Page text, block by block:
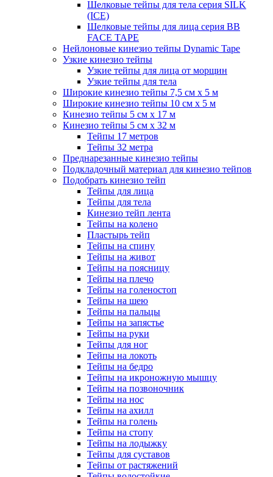
Шелковые тейпы для тела серия SILK
(ICE)
Шелковые тейпы для лица серия BB
FACE TAPE
Нейлоновые кинезио тейпы Dynamic Tape
Узкие кинезио тейпы
Узкие тейпы для лица от морщин
Узкие тейпы для тела
Широкие кинезио тейпы 7,5 см x 5 м
Широкие кинезио тейпы 10 см х 5 м
Кинезио тейпы 5 см x 17 м
Кинезио тейпы 5 см х 32 м
Тейпы 17 метров
Тейпы 32 метра
Преднарезанные кинезио тейпы
Подкладочный материал для кинезио тейпов
Подобрать кинезио тейп
Тейпы для лица
Тейпы для тела
Кинезио тейп лента
Тейпы на колено
Пластырь тейп
Тейпы на спину
Тейпы на живот
Тейпы на поясницу
Тейпы на плечо
Тейпы на голеностоп
Тейпы на шею
Тейпы на пальцы
Тейпы на запястье
Тейпы на руки
Тейпы для ног
Тейпы на локоть
Тейпы на бедро
Тейпы на икроножную мышцу
Тейпы на позвоночник
Тейпы на нос
Тейпы на ахилл
Тейпы на голень
Тейпы на стопу
Тейпы на лодыжку
Тейпы для суставов
Тейпы от растяжений